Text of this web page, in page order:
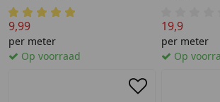
9,99
per meter
Op voorraad
19,9
per meter
Op